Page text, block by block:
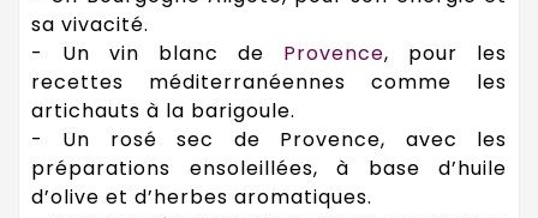
sa vivacité.
- Un vin blanc de Provence, pour les
recettes méditerranéennes comme les
artichauts à la barigoule.
- Un rosé sec de Provence, avec les
préparations ensoleillées, à base d’huile
d’olive et d’herbes aromatiques.